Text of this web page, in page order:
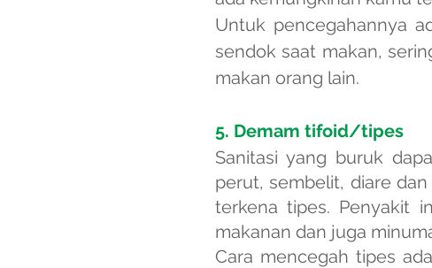
Untuk pencegahannya
sendok saat makan,
makan orang lain.
5. Demam tifoid/tipes
Sanitasi yang buruk
perut, sembelit, diare
terkena tipes. Penyakit
makanan dan juga
Cara mencegah tipes